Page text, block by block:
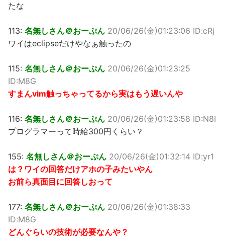
たな
113: 名無しさん＠おーぷん 20/06/26(金)01:23:06 ID:cRj
ワイはeclipseだけやなぁ触ったの
115: 名無しさん＠おーぷん 20/06/26(金)01:23:25
ID:M8G
すまんvim触っちゃってるから実はもう遅いんや
116: 名無しさん＠おーぷん 20/06/26(金)01:23:58 ID:N8I
プログラマーって時給300円くらい？
155: 名無しさん＠おーぷん 20/06/26(金)01:32:14 ID:yr1
は？ワイの回答だけアホの子みたいやん
お前ら真面目に回答しおって
177: 名無しさん＠おーぷん 20/06/26(金)01:38:33
ID:M8G
どんぐらいの技術が必要なんや？